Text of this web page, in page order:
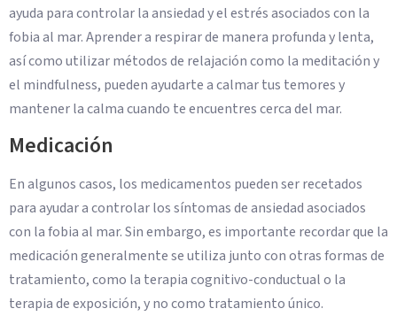
ayuda para controlar la ansiedad y el estrés asociados con la
fobia al mar. Aprender a respirar de manera profunda y lenta,
así como utilizar métodos de relajación como la meditación y
el mindfulness, pueden ayudarte a calmar tus temores y
mantener la calma cuando te encuentres cerca del mar.
Medicación
En algunos casos, los medicamentos pueden ser recetados
para ayudar a controlar los síntomas de ansiedad asociados
con la fobia al mar. Sin embargo, es importante recordar que la
medicación generalmente se utiliza junto con otras formas de
tratamiento, como la terapia cognitivo-conductual o la
terapia de exposición, y no como tratamiento único.